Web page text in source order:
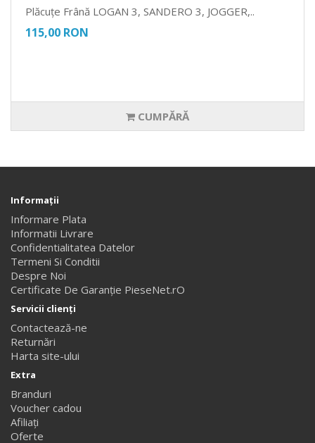
Plăcuțe Frână LOGAN 3, SANDERO 3, JOGGER,..
115,00 RON
CUMPĂRĂ
Informaţii
Informare Plata
Informatii Livrare
Confidentialitatea Datelor
Termeni Si Conditii
Despre Noi
Certificate De Garanție PieseNet.rO
Servicii clienţi
Contactează-ne
Returnări
Harta site-ului
Extra
Branduri
Voucher cadou
Afiliaţi
Oferte